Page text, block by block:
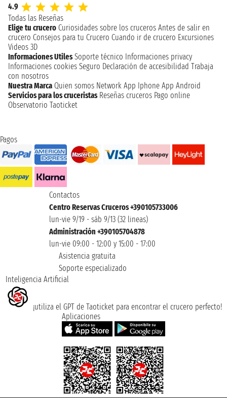
4.9
Todas las Reseñas
Elige tu crucero Curiosidades sobre los cruceros Antes de salir en
crucero Consejos para tu Crucero Cuando ir de crucero Excursiones
Videos 3D
Informaciones Utiles Soporte técnico Informaciones privacy
Informaciones cookies Seguro Declaración de accesibilidad Trabaja
con nosotros
Nuestra Marca Quien somos Network App Iphone App Android
Servicios para los cruceristas Reseñas cruceros Pago online
Observatorio Taoticket
Pagos
Contactos
Centro Reservas Cruceros +390105733006
lun-vie 9/19 - sáb 9/13 (32 lineas)
Administración +390105704878
lun-vie 09:00 - 12:00 y 15:00 - 17:00
Asistencia gratuita
Soporte especializado
Inteligencia Artificial
¡utiliza el GPT de Taoticket para encontrar el crucero perfecto!
Aplicaciones